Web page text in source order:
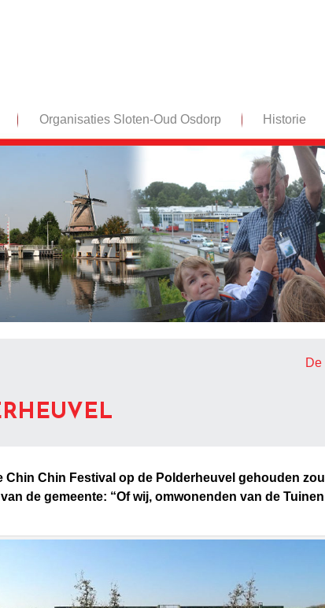
Organisaties Sloten-Oud Osdorp Historie
Chin Chin Festival op de Polderheuvel gehouden
de gemeente: “Of wij, omwonenden van de